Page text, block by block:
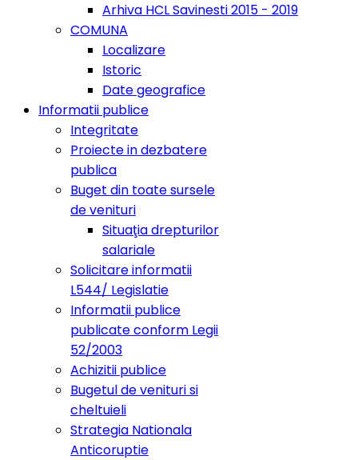
Arhiva HCL Savinesti 2015 - 2019
COMUNA
Localizare
Istoric
Date geografice
Informatii publice
Integritate
Proiecte in dezbatere
publica
Buget din toate sursele
de venituri
Situaţia drepturilor
salariale
Solicitare informatii
L544/ Legislatie
Informatii publice
publicate conform Legii
52/2003
Achizitii publice
Bugetul de venituri si
cheltuieli
Strategia Nationala
Anticoruptie